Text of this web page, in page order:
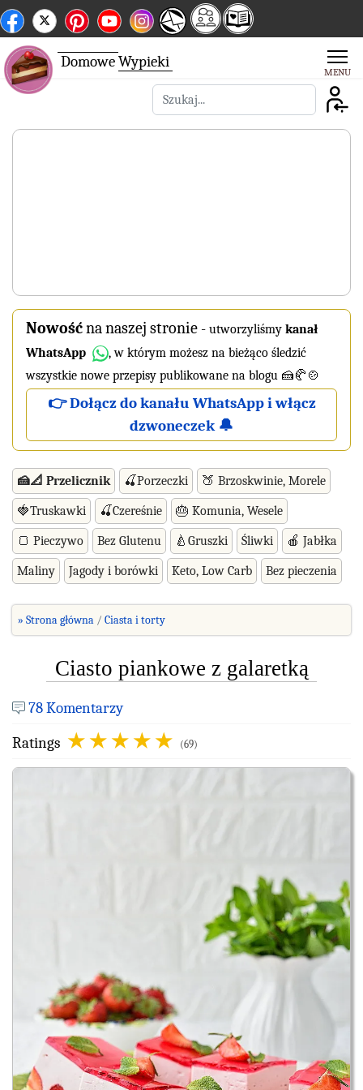
DomoweWypieki
Szukaj
Nowośćna naszej stronie - utworzyliśmy kanał
WhatsApp
, w którym możesz na bieżąco śledzić
wszystkie nowe przepisy publikowane na blogu 🍰🥐🍲
👉 Dołącz do kanału WhatsApp i włącz
dzwoneczek 🔔
🍰📐 Przelicznik 🍒Porzeczki 🍑 Brzoskwinie, Morele
🍓Truskawki 🍒Czereśnie 🎂 Komunia, Wesele
🍞 Pieczywo Bez Glutenu 🍐Gruszki Śliwki 🍎 Jabłka
Maliny Jagody i borówki Keto, Low Carb Bez pieczenia
» Strona główna Ciasta i torty
Ciasto piankowe z galaretką
78 Komentarzy
Ratings
(69)